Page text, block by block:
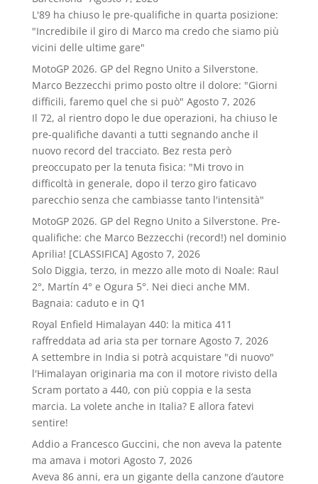
L'89 ha chiuso le pre-qualifiche in quarta posizione:
"Incredibile il giro di Marco ma credo che siamo più
vicini delle ultime gare"
MotoGP 2026. GP del Regno Unito a Silverstone.
Marco Bezzecchi primo posto oltre il dolore: "Giorni
difficili, faremo quel che si può" Agosto 7, 2026
Il 72, al rientro dopo le due operazioni, ha chiuso le
pre-qualifiche davanti a tutti segnando anche il
nuovo record del tracciato. Bez resta però
preoccupato per la tenuta fisica: "Mi trovo in
difficoltà in generale, dopo il terzo giro faticavo
parecchio senza che cambiasse tanto l'intensità"
MotoGP 2026. GP del Regno Unito a Silverstone. Pre-
qualifiche: che Marco Bezzecchi (record!) nel dominio
Aprilia! [CLASSIFICA] Agosto 7, 2026
Solo Diggia, terzo, in mezzo alle moto di Noale: Raul
2°, Martín 4° e Ogura 5°. Nei dieci anche MM.
Bagnaia: caduto e in Q1
Royal Enfield Himalayan 440: la mitica 411
raffreddata ad aria sta per tornare Agosto 7, 2026
A settembre in India si potrà acquistare "di nuovo"
l'Himalayan originaria ma con il motore rivisto della
Scram portato a 440, con più coppia e la sesta
marcia. La volete anche in Italia? E allora fatevi
sentire!
Addio a Francesco Guccini, che non aveva la patente
ma amava i motori Agosto 7, 2026
Aveva 86 anni, era un gigante della canzone d’autore